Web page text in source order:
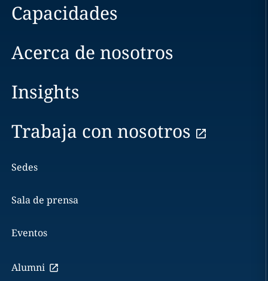
Capacidades
Acerca de nosotros
Insights
Trabaja con nosotros
Sedes
Sala de prensa
Eventos
Alumni